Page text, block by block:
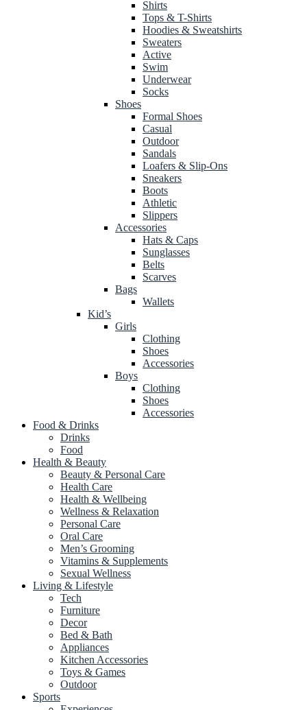
Shirts
Tops & T-Shirts
Hoodies & Sweatshirts
Sweaters
Active
Swim
Underwear
Socks
Shoes
Formal Shoes
Casual
Outdoor
Sandals
Loafers & Slip-Ons
Sneakers
Boots
Athletic
Slippers
Accessories
Hats & Caps
Sunglasses
Belts
Scarves
Bags
Wallets
Kid’s
Girls
Clothing
Shoes
Accessories
Boys
Clothing
Shoes
Accessories
Food & Drinks
Drinks
Food
Health & Beauty
Beauty & Personal Care
Health Care
Health & Wellbeing
Wellness & Relaxation
Personal Care
Oral Care
Men’s Grooming
Vitamins & Supplements
Sexual Wellness
Living & Lifestyle
Tech
Furniture
Decor
Bed & Bath
Appliances
Kitchen Accessories
Toys & Games
Outdoor
Sports